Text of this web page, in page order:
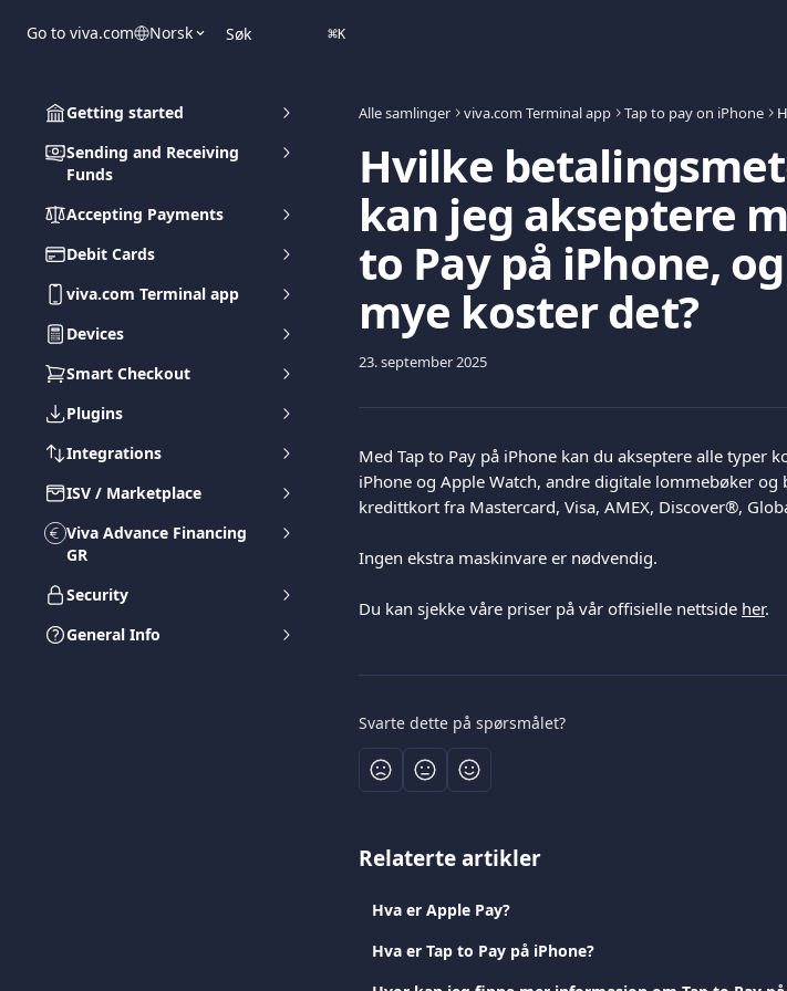
Go to viva.com Norsk Søk ⌘K
Getting started
Sending and Receiving
Funds
Accepting Payments
Debit Cards
viva.com Terminal app
Devices
Smart Checkout
Plugins
Integrations
ISV / Marketplace
Viva Advance Financing
GR
Security
General Info
Alle samlinger viva.com Terminal app Tap to pay on iPhone
Hvilke
kan jeg akseptere
to Pay på iPhone,
mye koster det?
23. september 2025
Med Tap to Pay på iPhone kan du akseptere alle typer
iPhone og Apple Watch, andre digitale lommebøker
kredittkort fra Mastercard, Visa, AMEX, Discover®,
Ingen ekstra maskinvare er nødvendig.
Du kan sjekke våre priser på vår offisielle nettside her.
Svarte dette på spørsmålet?
Relaterte artikler
Hva er Apple Pay?
Hva er Tap to Pay på iPhone?